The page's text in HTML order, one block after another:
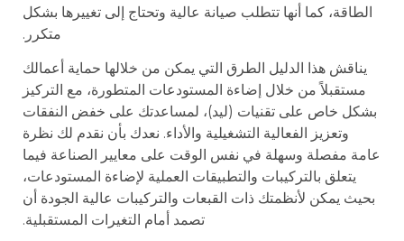
الطاقة، كما أنها تتطلب صيانة عالية وتحتاج إلى تغييرها بشكل
متكرر.
يناقش هذا الدليل الطرق التي يمكن من خلالها حماية أعمالك
مستقبلاً من خلال إضاءة المستودعات المتطورة، مع التركيز
بشكل خاص على تقنيات (ليد)، لمساعدتك على خفض النفقات
وتعزيز الفعالية التشغيلية والأداء. نعدك بأن نقدم لك نظرة
عامة مفصلة وسهلة في نفس الوقت على معايير الصناعة فيما
يتعلق بالتركيبات والتطبيقات العملية لإضاءة المستودعات،
بحيث يمكن لأنظمتك ذات القبعات والتركيبات عالية الجودة أن
تصمد أمام التغيرات المستقبلية.